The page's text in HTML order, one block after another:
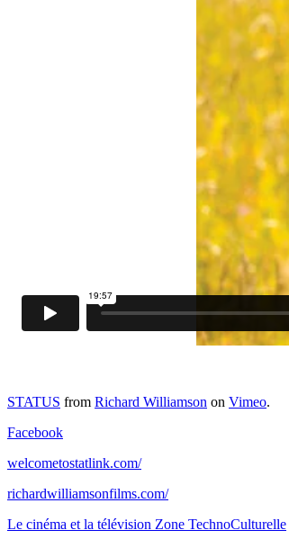
STATUS from Richard Williamson on Vimeo.
Facebook
welcometostatlink.com/
richardwilliamsonfilms.com/
Le cinéma et la télévision Zone TechnoCulturelle